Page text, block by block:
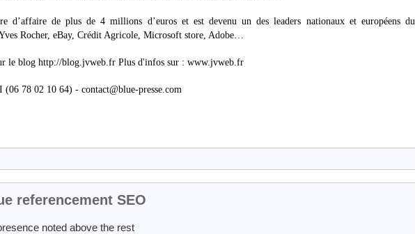
d’affaire de plus de 4 millions d’euros et est devenu un des leaders nationaux et européens du
Rocher, eBay, Crédit Agricole, Microsoft store, Adobe…
le blog http://blog.jvweb.fr Plus d'infos sur : www.jvweb.fr
78 02 10 64) - contact@blue-presse.com
referencement SEO
noted above the rest